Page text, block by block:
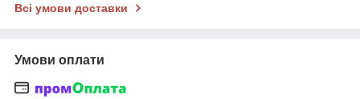
Всі умови доставки
Умови оплати